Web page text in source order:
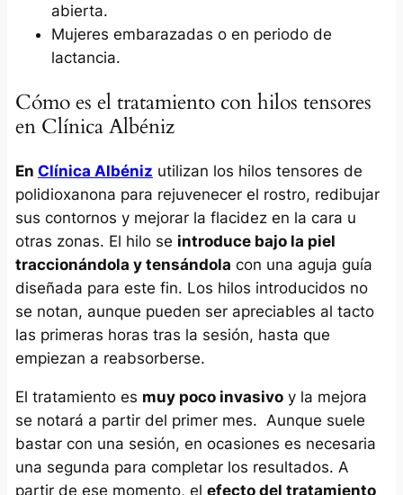
abierta.
Mujeres embarazadas o en periodo de
lactancia.
Cómo es el tratamiento con hilos tensores
en Clínica Albéniz
En Clínica Albéniz utilizan los hilos tensores de
polidioxanona para rejuvenecer el rostro, redibujar
sus contornos y mejorar la flacidez en la cara u
otras zonas. El hilo se introduce bajo la piel
traccionándola y tensándola con una aguja guía
diseñada para este fin. Los hilos introducidos no
se notan, aunque pueden ser apreciables al tacto
las primeras horas tras la sesión, hasta que
empiezan a reabsorberse.
El tratamiento es muy poco invasivoy la mejora
se notará a partir del primer mes. Aunque suele
bastar con una sesión, en ocasiones es necesaria
una segunda para completar los resultados. A
partir de ese momento, el efecto del tratamiento